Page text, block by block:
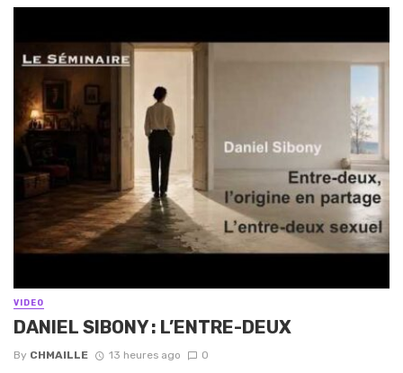
VIDEO
DANIEL SIBONY : L’ENTRE-DEUX
By CHMAILLE 13 heures ago 0